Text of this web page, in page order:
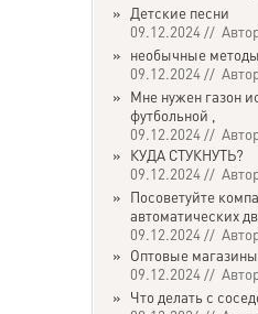
» Детские песни
09.12.2024 //
» необычные
09.12.2024 //
» Мне нужен газон
футбольной ,
09.12.2024 //
» КУДА СТУКНУТЬ?
09.12.2024 //
» Посоветуйте
автоматических
09.12.2024 //
» Оптовые магазины
09.12.2024 //
» Что делать с